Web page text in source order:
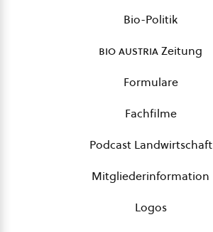
Bio-Politik
bio austriaZeitung
Formulare
Fachfilme
Podcast Landwirtschaft
Mitgliederinformation
Logos